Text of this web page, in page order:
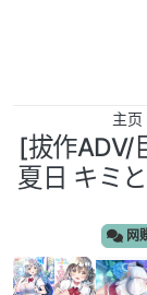
主页
[拔作ADV/
夏日 キミ
网